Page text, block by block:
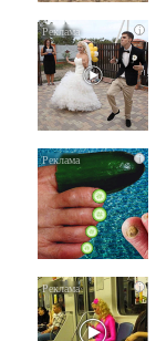
i
i
i